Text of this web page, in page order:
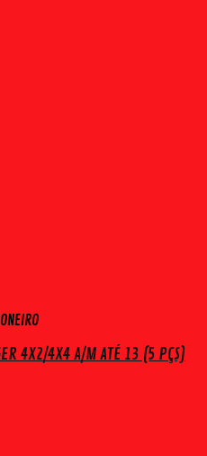
4X2/4X4 A/M ATÉ 13 (5 PÇS)